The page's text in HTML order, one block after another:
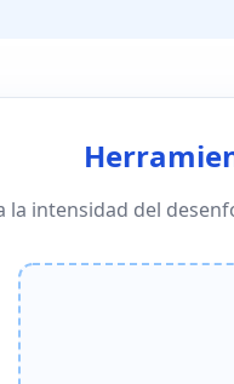
la intensidad del